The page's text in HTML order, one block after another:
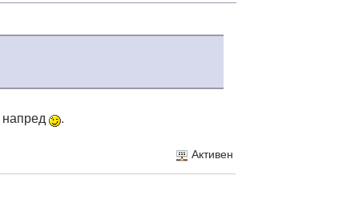
напред
.
Активен